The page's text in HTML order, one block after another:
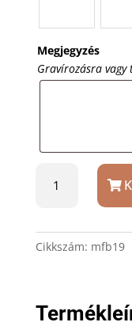
Megjegyzés
Gravírozásra vagy
cicabiléta
3
Cikkszám: mfb19